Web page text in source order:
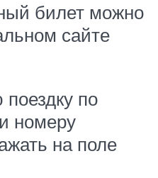
билет можно
сайте
по
номеру
на поле